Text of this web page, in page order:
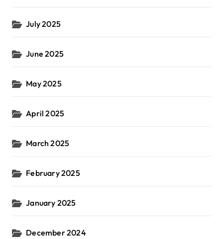
July 2025
June 2025
May 2025
April 2025
March 2025
February 2025
January 2025
December 2024